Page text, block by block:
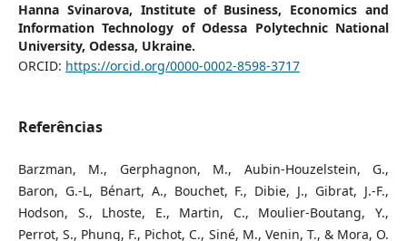
Hanna Svinarova, Institute of Business, Economics and
Information Technology of Odessа Polytechnic National
University, Odessa, Ukraine.
ORCID: https://orcid.org/0000-0002-8598-3717
Referências
Barzman, M., Gerphagnon, M., Aubin-Houzelstein, G.,
Baron, G.-L, Bénart, A., Bouchet, F., Dibie, J., Gibrat, J.-F.,
Hodson, S., Lhoste, E., Martin, C., Moulier-Boutang, Y.,
Perrot, S., Phung, F., Pichot, C., Siné, M., Venin, T., & Mora, O.